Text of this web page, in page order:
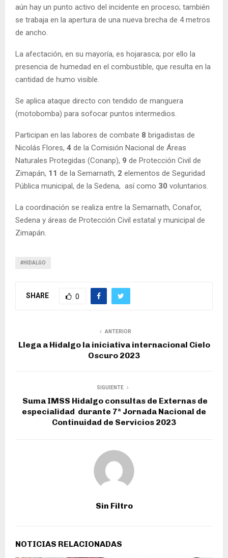
aún hay un punto activo del incidente en proceso; también
se trabaja en la apertura de una nueva brecha de 4 metros
de ancho.
La afectación, en su mayoría, es hojarasca; por ello la
presencia de humedad en el combustible, que resulta en la
cantidad de humo visible.
Se aplica ataque directo con tendido de manguera
(motobomba) para sofocar puntos intermedios.
Participan en las labores de combate 8 brigadistas de
Nicolás Flores, 4 de la Comisión Nacional de Áreas
Naturales Protegidas (Conanp), 9 de Protección Civil de
Zimapán, 11 de la Semarnath, 2 elementos de Seguridad
Pública municipal, de la Sedena, así como 30 voluntarios.
La coordinación se realiza entre la Semarnath, Conafor,
Sedena y áreas de Protección Civil estatal y municipal de
Zimapán.
#HIDALGO
SHARE 0
ANTERIOR
Llega a Hidalgo la iniciativa internacional Cielo
Oscuro 2023
SIGUIENTE
Suma IMSS Hidalgo consultas de Externas de
especialidad durante 7ª Jornada Nacional de
Continuidad de Servicios 2023
Sin Filtro
NOTICIAS RELACIONADAS